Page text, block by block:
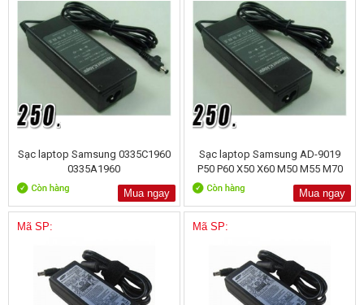
Sạc laptop Samsung 0335C1960
0335A1960
Mua ngay
Sạc laptop Samsung AD-9019
P50 P60 X50 X60 M50 M55 M70
Mua ngay
Mã SP: Mã SP: